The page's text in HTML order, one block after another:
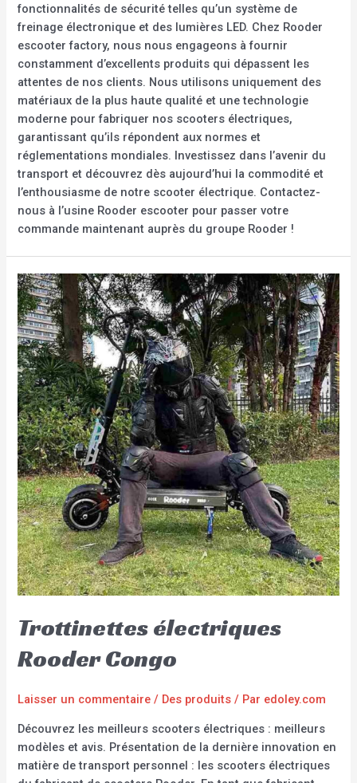
fonctionnalités de sécurité telles qu’un système de
freinage électronique et des lumières LED. Chez Rooder
escooter factory, nous nous engageons à fournir
constamment d’excellents produits qui dépassent les
attentes de nos clients. Nous utilisons uniquement des
matériaux de la plus haute qualité et une technologie
moderne pour fabriquer nos scooters électriques,
garantissant qu’ils répondent aux normes et
réglementations mondiales. Investissez dans l’avenir du
transport et découvrez dès aujourd’hui la commodité et
l’enthousiasme de notre scooter électrique. Contactez-
nous à l’usine Rooder escooter pour passer votre
commande maintenant auprès du groupe Rooder !
Trottinettes électriques
Rooder Congo
Laisser un commentaire / Des produits / Par edoley.com
Découvrez les meilleurs scooters électriques : meilleurs
modèles et avis. Présentation de la dernière innovation en
matière de transport personnel : les scooters électriques